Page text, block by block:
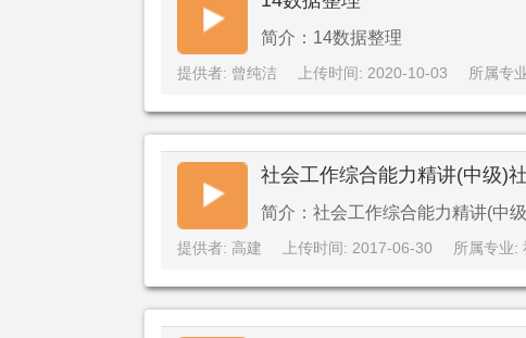
简介：14数据整理
提供者: 曾纯洁 上传时间: 2020-10-03 所属专
社会工作综合能力精讲(中级)
简介：社会工作综合能力精讲(中
提供者: 高建 上传时间: 2017-06-30 所属专业: